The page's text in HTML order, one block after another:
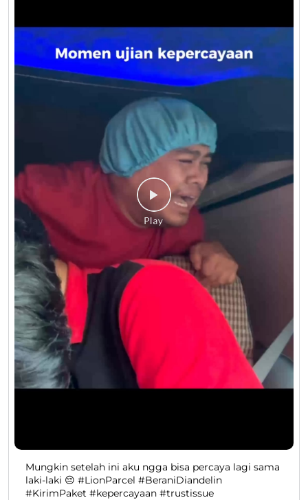
Mungkin setelah ini aku ngga bisa percaya lagi sama
laki-laki 😔 #LionParcel #BeraniDiandelin
#KirimPaket #kepercayaan #trustissue